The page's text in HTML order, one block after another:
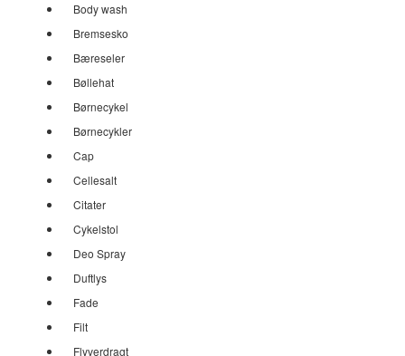
Body wash
Bremsesko
Bæreseler
Bøllehat
Børnecykel
Børnecykler
Cap
Cellesalt
Citater
Cykelstol
Deo Spray
Duftlys
Fade
Filt
Flyverdragt